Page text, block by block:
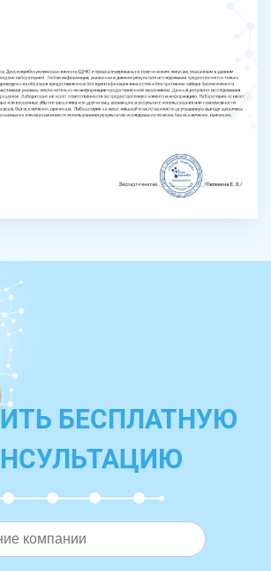
БЕСПЛАТНУЮ